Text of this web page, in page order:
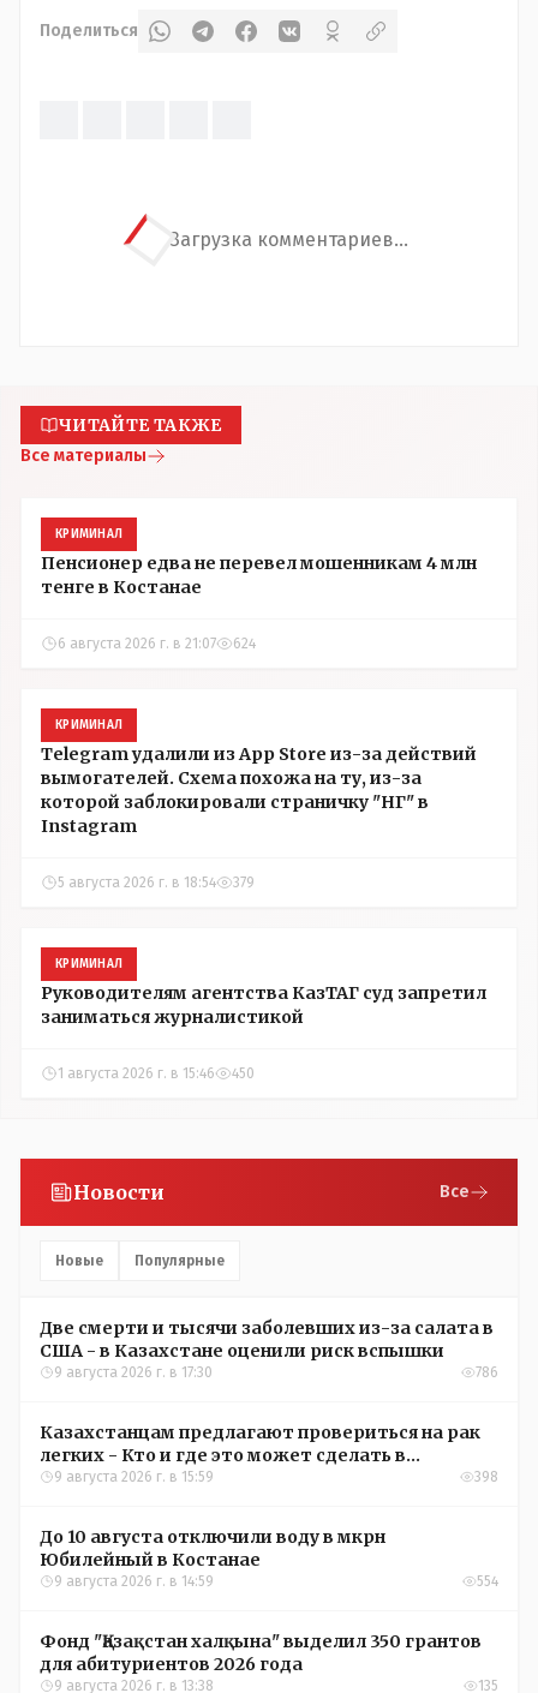
Поделиться
Загрузка комментариев...
ЧИТАЙТЕ ТАКЖЕ
Все материалы
КРИМИНАЛ
Пенсионер едва не перевел мошенникам 4 млн
тенге в Костанае
6 августа 2026 г. в 21:07 624
КРИМИНАЛ
Telegram удалили из App Store из-за действий
вымогателей. Схема похожа на ту, из-за
которой заблокировали страничку "НГ" в
Instagram
5 августа 2026 г. в 18:54 379
КРИМИНАЛ
Руководителям агентства КазТАГ суд запретил
заниматься журналистикой
1 августа 2026 г. в 15:46 450
Новости Все
Новые Популярные
Две смерти и тысячи заболевших из-за салата в
США - в Казахстане оценили риск вспышки
9 августа 2026 г. в 17:30 786
Казахстанцам предлагают провериться на рак
легких - Кто и где это может сделать в
Костанайской области
9 августа 2026 г. в 15:59 398
До 10 августа отключили воду в мкрн
Юбилейный в Костанае
9 августа 2026 г. в 14:59 554
Фонд "Қазақстан халқына" выделил 350 грантов
для абитуриентов 2026 года
9 августа 2026 г. в 13:38 135